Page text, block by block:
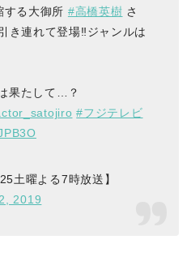
する大御所 #高橋英樹 さ
き連れて登場‼️ジャンルは
果たして…？
#フジテレビ
土曜よる7時放送】
2019